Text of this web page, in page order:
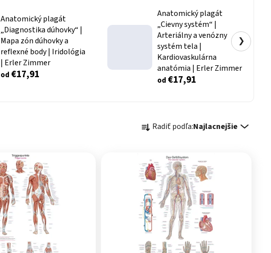
Anatomický plagát
„Diagnostika dúhovky“ |
Mapa zón dúhovky a
reflexné body | Iridológia
| Erler Zimmer
od €17,91
Anatomický plagát
„Cievny systém“ |
Arteriálny a venózny
systém tela |
Kardiovaskulárna
anatómia | Erler Zimmer
od €17,91
❯
Radiť podľa:Najlacnejšie